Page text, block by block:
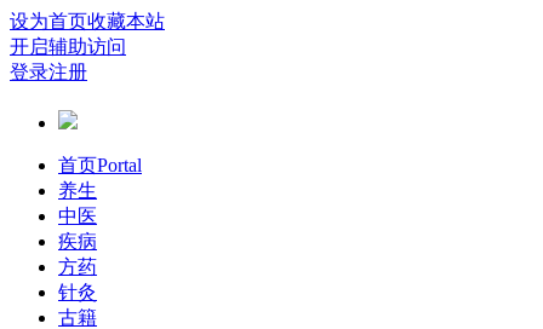
设为首页收藏本站
开启辅助访问
登录注册
首页Portal
养生
中医
疾病
方药
针灸
古籍